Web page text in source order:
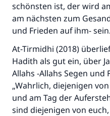
schönsten ist, der wird
am nächsten zum
und Frieden auf ihm- sein.
At-Tirmidhi (2018)
Hadith als gut ein, über
Allahs -Allahs Segen und
„Wahrlich, diejenigen
und am Tag der
sind diejenigen von